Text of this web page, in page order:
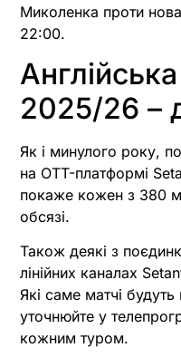
Миколенка проти
22:00.
2025/26 –
Як і минулого року,
на OTT-платформі
покаже кожен з 380
обсязі.
Також деякі з
лінійних каналах
Які саме матчі
уточнюйте у
кожним туром.